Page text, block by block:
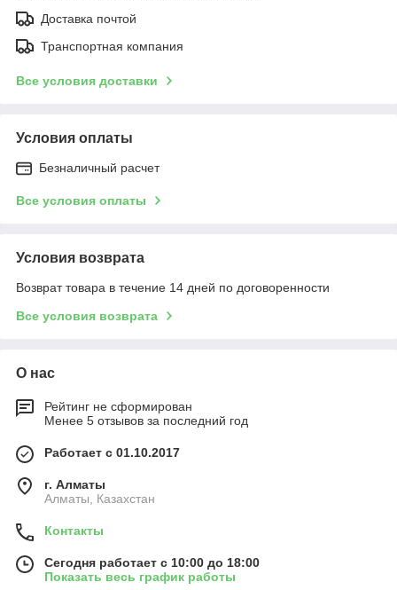
Доставка почтой
Транспортная компания
Все условия доставки
Условия оплаты
Безналичный расчет
Все условия оплаты
Условия возврата
Возврат товара в течение 14 дней по договоренности
Все условия возврата
О нас
Рейтинг не сформирован
Менее 5 отзывов за последний год
Работает с 01.10.2017
г. Алматы
Алматы, Казахстан
Контакты
Сегодня работает с 10:00 до 18:00
Показать весь график работы